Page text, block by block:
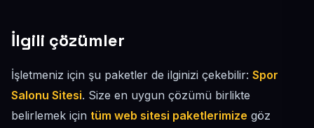
İlgili çözümler
İşletmeniz için şu paketler de ilginizi çekebilir: Spor
Salonu Sitesi. Size en uygun çözümü birlikte
belirlemek için tüm web sitesi paketlerimize göz